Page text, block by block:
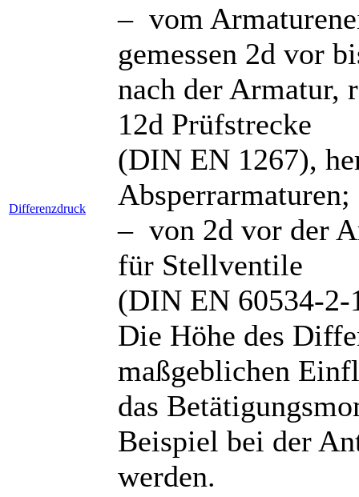
Differenzdruck
– vom
gemessen 2d vor
nach der Armatur,
12d Prüfstrecke
(DIN EN 1267),
Absperrarmaturen;
– von 2d vor der
für Stellventile
(DIN EN 60534-2-
Die Höhe des
maßgeblichen
das
Beispiel bei der
werden.